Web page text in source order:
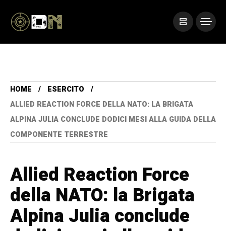
HOME
ESERCITO
ALLIED REACTION FORCE DELLA NATO: LA BRIGATA
ALPINA JULIA CONCLUDE DODICI MESI ALLA GUIDA DELLA
COMPONENTE TERRESTRE
Allied Reaction Force
della NATO: la Brigata
Alpina Julia conclude